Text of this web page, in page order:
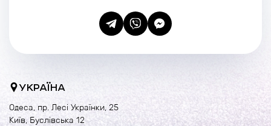
УКРАЇНА
Одеса, пр. Лесі Українки, 25
Київ, Буслівська 12